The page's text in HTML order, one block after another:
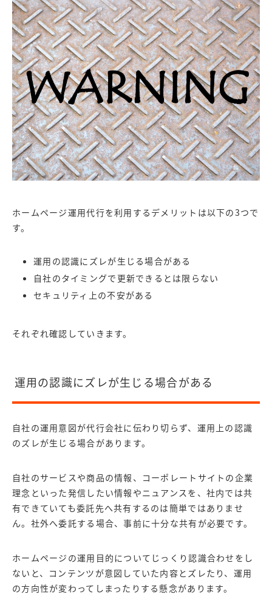
ホームページ運用代行を利用するデメリットは以下の3つで
す。
運用の認識にズレが生じる場合がある
自社のタイミングで更新できるとは限らない
セキュリティ上の不安がある
それぞれ確認していきます。
運用の認識にズレが生じる場合がある
自社の運用意図が代行会社に伝わり切らず、運用上の認識
のズレが生じる場合があります。
自社のサービスや商品の情報、コーポレートサイトの企業
理念といった発信したい情報やニュアンスを、社内では共
有できていても委託先へ共有するのは簡単ではありませ
ん。 社外へ委託する場合、事前に十分な共有が必要です。
ホームページの運用目的についてじっくり認識合わせをし
ないと、コンテンツが意図していた内容とズレたり、運用
の方向性が変わってしまったりする懸念があります。